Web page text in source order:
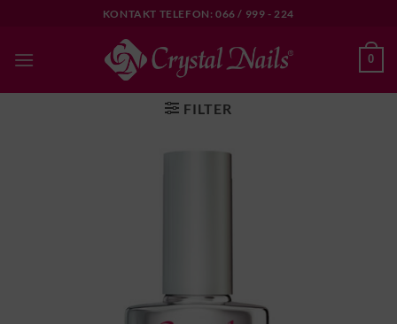
content
KONTAKT TELEFON: 066 / 999 - 224
0
FILTER